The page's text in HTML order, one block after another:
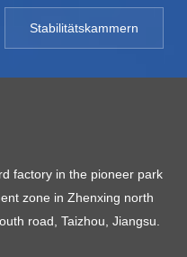
Stabilitätskammern
factory in the pioneer park
zone in Zhenxing north
road, Taizhou, Jiangsu.